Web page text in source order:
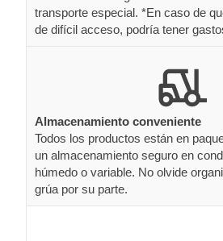
transporte especial. *En caso de
de difícil acceso, podría tener
Almacenamiento conveniente
Todos los productos están en
un almacenamiento seguro en
húmedo o variable. No olvide
grúa por su parte.